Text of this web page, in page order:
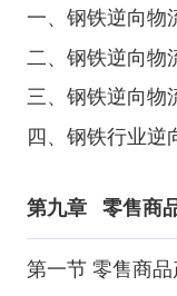
一、钢铁逆向物
二、钢铁逆向物
三、钢铁逆向物
四、钢铁行业逆
第九章 零售商
第一节 零售商